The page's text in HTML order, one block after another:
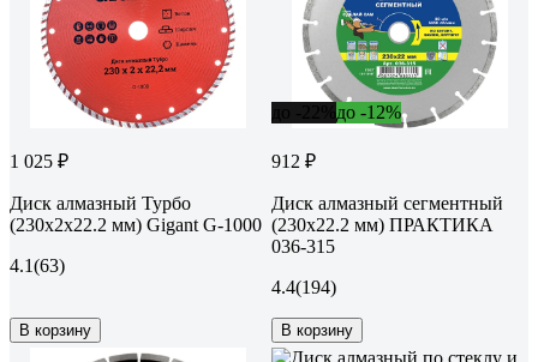
1 025 ₽
Диск алмазный Турбо
(230x2x22.2 мм) Gigant G-1000
4.1(63)
В корзину
до -12%
912 ₽
Диск алмазный сегментный
(230х22.2 мм) ПРАКТИКА
036-315
4.4(194)
В корзину